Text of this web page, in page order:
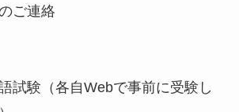
ご連絡
試験（各自Webで事前に受験し